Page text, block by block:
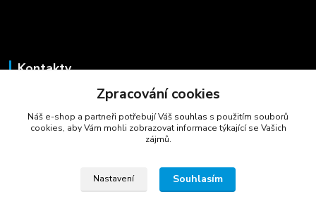
Kontakty
+420 723 725 881
(Po-Pá, 8-16 hod.)
Zpracování cookies
Náš e-shop a partneři potřebují Váš souhlas s použitím souborů
cookies, aby Vám mohli zobrazovat informace týkající se Vašich
zájmů.
Nastavení Souhlasím